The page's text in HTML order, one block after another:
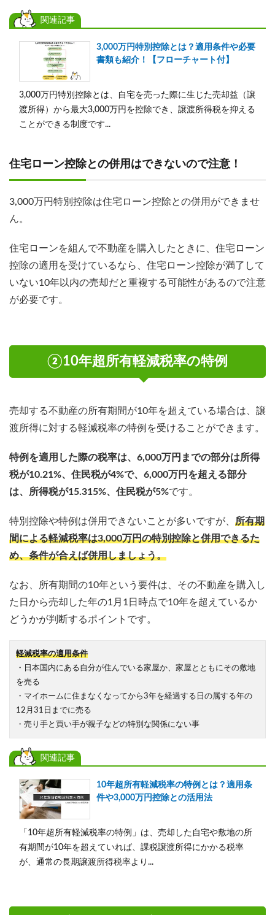
関連記事
3,000万円特別控除とは？適用条件や必要
書類も紹介！【フローチャート付】
3,000万円特別控除とは、自宅を売った際に生じた売却益（譲
渡所得）から最大3,000万円を控除でき、譲渡所得税を抑える
ことができる制度です...
住宅ローン控除との併用はできないので注意！
3,000万円特別控除は住宅ローン控除との併用ができませ
ん。
住宅ローンを組んで不動産を購入したときに、住宅ローン
控除の適用を受けているなら、住宅ローン控除が満了して
いない10年以内の売却だと重複する可能性があるので注意
が必要です。
②10年超所有軽減税率の特例
売却する不動産の所有期間が10年を超えている場合は、譲
渡所得に対する軽減税率の特例を受けることができます。
特例を適用した際の税率は、6,000万円までの部分は所得
税が10.21%、住民税が4%で、6,000万円を超える部分
は、所得税が15.315%、住民税が5%です。
特別控除や特例は併用できないことが多いですが、 所有期
間による軽減税率は3,000万円の特別控除と併用できるた
め、条件が合えば併用しましょう。
なお、所有期間の10年という要件は、その不動産を購入し
た日から売却した年の1月1日時点で10年を超えているか
どうかが判断するポイントです。
軽減税率の適用条件
・日本国内にある自分が住んでいる家屋か、家屋とともにその敷地
を売る
・マイホームに住まなくなってから3年を経過する日の属する年の
12月31日までに売る
・売り手と買い手が親子などの特別な関係にない事
関連記事
10年超所有軽減税率の特例とは？適用条
件や3,000万円控除との活用法
「10年超所有軽減税率の特例」は、売却した自宅や敷地の所
有期間が10年を超えていれば、課税譲渡所得にかかる税率
が、通常の長期譲渡所得税率より...